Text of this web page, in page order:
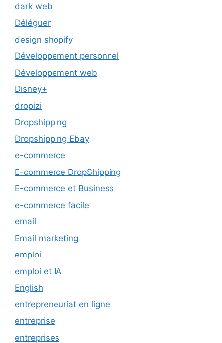
dark web
Déléguer
design shopify
Développement personnel
Développement web
Disney+
dropizi
Dropshipping
Dropshipping Ebay
e-commerce
E-commerce DropShipping
E-commerce et Business
e-commerce facile
email
Email marketing
emploi
emploi et IA
English
entrepreneuriat en ligne
entreprise
entreprises